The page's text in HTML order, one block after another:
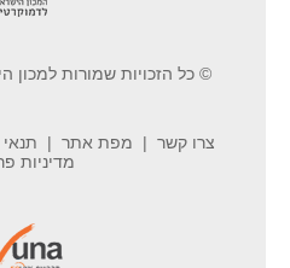
© כל הזכויות שמורות למכון
צרו קשר מפת אתר
מדיניות